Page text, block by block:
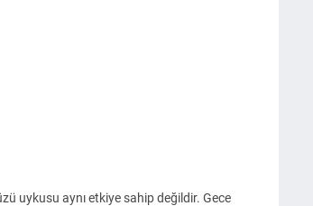
uykusu aynı etkiye sahip değildir. Gece